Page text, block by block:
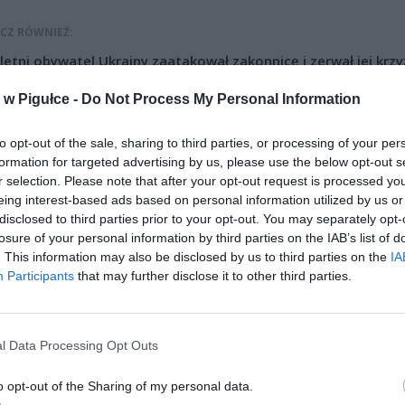
Pigułce - Do Not Process My Personal Information
opt-out of the sale, sharing to third parties, or processing of your
for targeted advertising by us, please use the below opt-out
selection. Please note that after your opt-out request is processed
interest-based ads based on personal information utilized by us
to third parties prior to your opt-out. You may separately
of your personal information by third parties on the IAB’s list of
This information may also be disclosed by us to third parties on the
Participants that may further disclose it to other third parties.
Data Processing Opt Outs
opt-out of the Sharing of my personal data.
RÓWNIEŻ:
obywatel Ukrainy zaatakował zakonnicę i zerwał jej
2026 15:40
3600 zł miesięcznie zamiast 800+. Nowa propozycja dla
dzieci do 3. roku życia
2026 19:29